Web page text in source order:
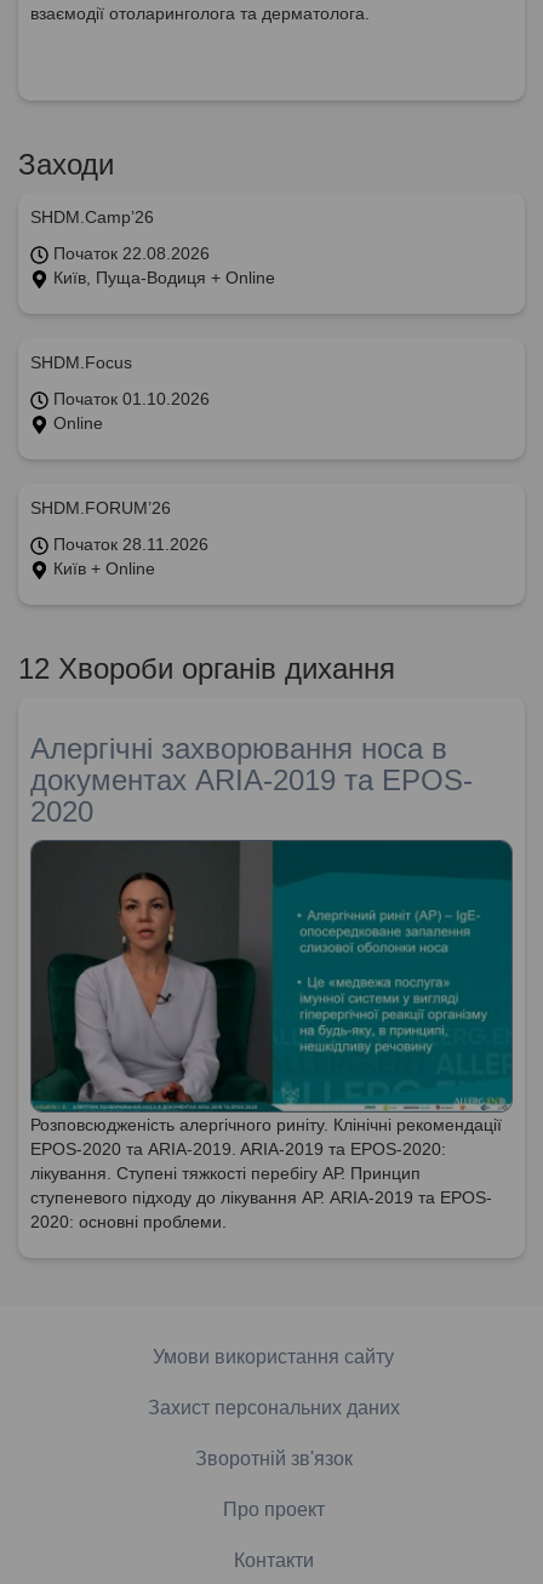
взаємодії отоларинголога та дерматолога.
Заходи
SHDM.Camp’26
Початок 22.08.2026
Київ, Пуща-Водиця + Online
SHDM.Focus
Початок 01.10.2026
Online
SHDM.FORUM’26
Початок 28.11.2026
Київ + Online
12 Хвороби органів дихання
Алергічні захворювання носа в
документах ARIA-2019 та EPOS-
2020
Розповсюдженість алергічного риніту. Клінічні рекомендації
EPOS-2020 та ARIA-2019. ARIA-2019 та EPOS-2020:
лікування. Ступені тяжкості перебігу АР. Принцип
ступеневого підходу до лікування АР. ARIA-2019 та EPOS-
2020: основні проблеми.
Умови використання сайту
Захист персональних даних
Зворотній зв'язок
Про проект
Контакти